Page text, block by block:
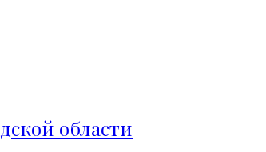
области